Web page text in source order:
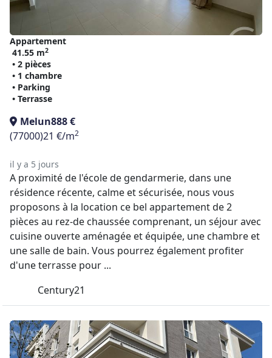
Appartement
41.55 m2
• 2 pièces
• 1 chambre
• Parking
• Terrasse
Melun888 €
(77000)21 €/m2
il y a 5 jours
A proximité de l'école de gendarmerie, dans une
résidence récente, calme et sécurisée, nous vous
proposons à la location ce bel appartement de 2
pièces au rez-de chaussée comprenant, un séjour avec
cuisine ouverte aménagée et équipée, une chambre et
une salle de bain. Vous pourrez également profiter
d'une terrasse pour ...
Century21